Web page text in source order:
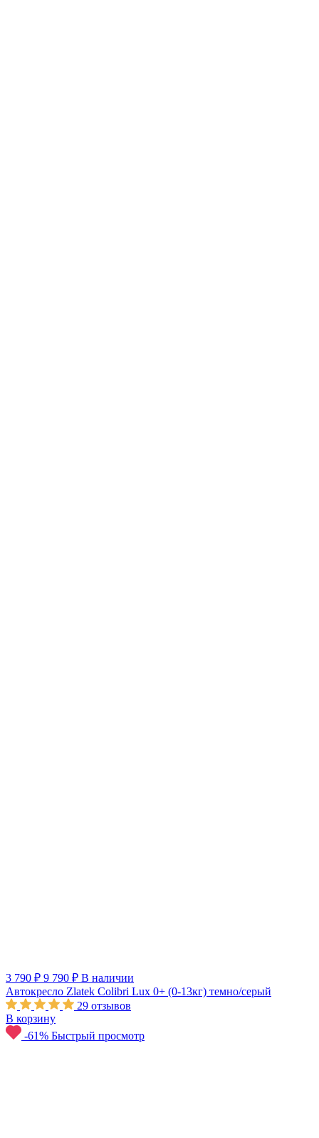
3 790 ₽ 9 790 ₽ В наличии
Автокресло Zlatek Colibri Lux 0+ (0-13кг) темно/серый
29 отзывов
В корзину
-61% Быстрый просмотр